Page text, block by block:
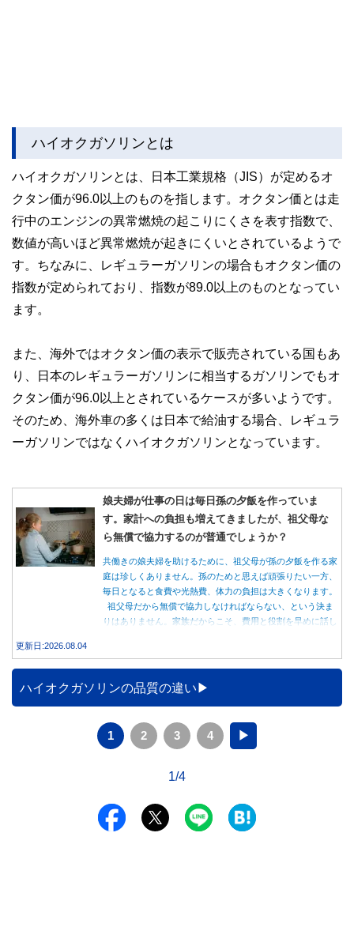
ハイオクガソリンとは
ハイオクガソリンとは、日本工業規格（JIS）が定めるオ
クタン価が96.0以上のものを指します。オクタン価とは走
行中のエンジンの異常燃焼の起こりにくさを表す指数で、
数値が高いほど異常燃焼が起きにくいとされているようで
す。ちなみに、レギュラーガソリンの場合もオクタン価の
指数が定められており、指数が89.0以上のものとなってい
ます。
また、海外ではオクタン価の表示で販売されている国もあ
り、日本のレギュラーガソリンに相当するガソリンでもオ
クタン価が96.0以上とされているケースが多いようです。
そのため、海外車の多くは日本で給油する場合、レギュラ
ーガソリンではなくハイオクガソリンとなっています。
娘夫婦が仕事の日は毎日孫の夕飯を作っていま
す。家計への負担も増えてきましたが、祖父母な
ら無償で協力するのが普通でしょうか？
共働きの娘夫婦を助けるために、祖父母が孫の夕飯を作る家
庭は珍しくありません。孫のためと思えば頑張りたい一方、
毎日となると食費や光熱費、体力の負担は大きくなります。
祖父母だから無償で協力しなければならない、という決ま
りはありません。家族だからこそ、費用と役割を早めに話し
更新日:2026.08.04
ハイオクガソリンの品質の違い
1 2 3 4 ▶
1/4